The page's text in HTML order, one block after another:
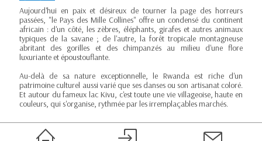
Aujourd'hui en paix et désireux de tourner la page des horreurs
passées, "le Pays des Mille Collines" offre un condensé du continent
africain : d'un côté, les zèbres, éléphants, girafes et autres animaux
typiques de la savane ; de l'autre, la forêt tropicale montagneuse
abritant des gorilles et des chimpanzés au milieu d'une flore
luxuriante et époustouflante.
Au-delà de sa nature exceptionnelle, le Rwanda est riche d'un
patrimoine culturel aussi varié que ses danses ou son artisanat coloré.
Et autour du fameux lac Kivu, c'est toute une vie villageoise, haute en
couleurs, qui s'organise, rythmée par les irremplaçables marchés.